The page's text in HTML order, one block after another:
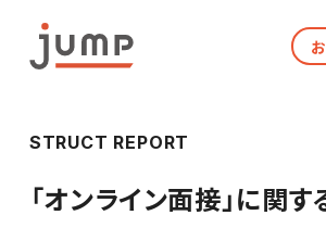
STRUCT REPORT
「オンライン面接」に関す